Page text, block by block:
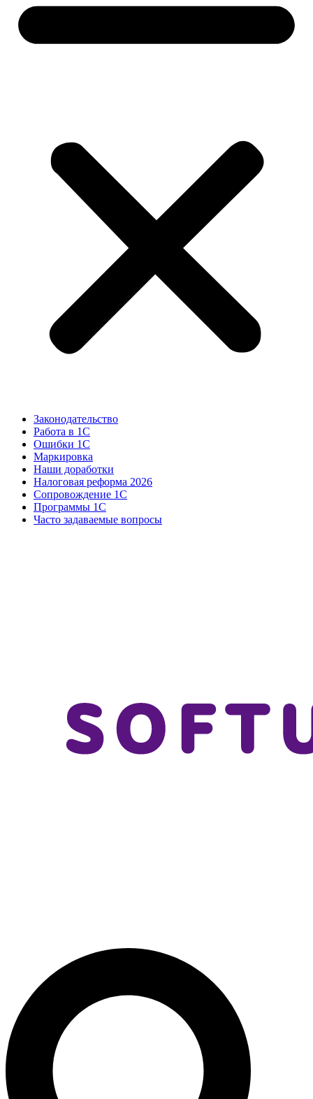
Законодательство
Работа в 1С
Ошибки 1С
Маркировка
Наши доработки
Налоговая реформа 2026
Сопровождение 1С
Программы 1С
Часто задаваемые вопросы